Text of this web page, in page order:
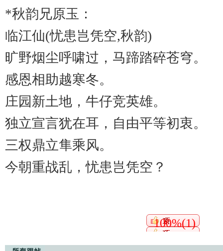
*秋韵兄原玉：
临江仙(忧患岂凭空,秋韵)
旷野烟尘呼啸过，马蹄踏碎苍穹。
感恩相助越寒冬。
庄园新土地，牛仔竞英雄。
独立宣言犹在耳，自由平等初衷。
三权鼎立隼乘风。
今朝重战乱，忧患岂凭空？
100%(1)